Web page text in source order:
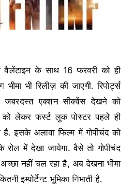
के साथ 16 फरवरी को ही
भी रिलीज़ की जाएगी. रिपोर्ट्स
जबरदस्त एक्शन सीक्वेंस देखने को
को लेकर फर्स्ट लुक पोस्टर पहले ही
है. इसके अलावा फिल्म में गोपीचंद को
में देखा जायेगा. वैसे तो गोपीचंद
नहीं चल रहा है, अब देखना भीमा
इम्पोर्टेन्ट भूमिका निभाती है.